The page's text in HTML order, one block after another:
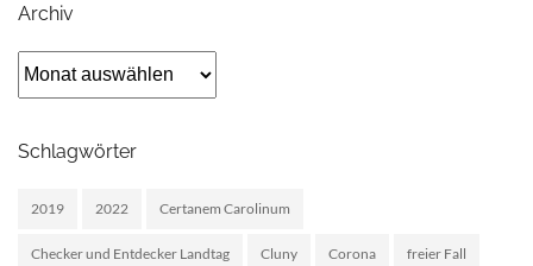
Archiv
Archiv
Schlagwörter
2019 2022 Certanem Carolinum
Checker und Entdecker Landtag Cluny Corona freier Fall